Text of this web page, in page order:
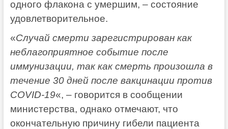
одного флакона с умершим, – состояние
удовлетворительное.
«Случай смерти зарегистрирован как
неблагоприятное событие после
иммунизации, так как смерть произошла в
течение 30 дней после вакцинации против
COVID-19«, – говорится в сообщении
министерства, однако отмечают, что
окончательную причину гибели пациента